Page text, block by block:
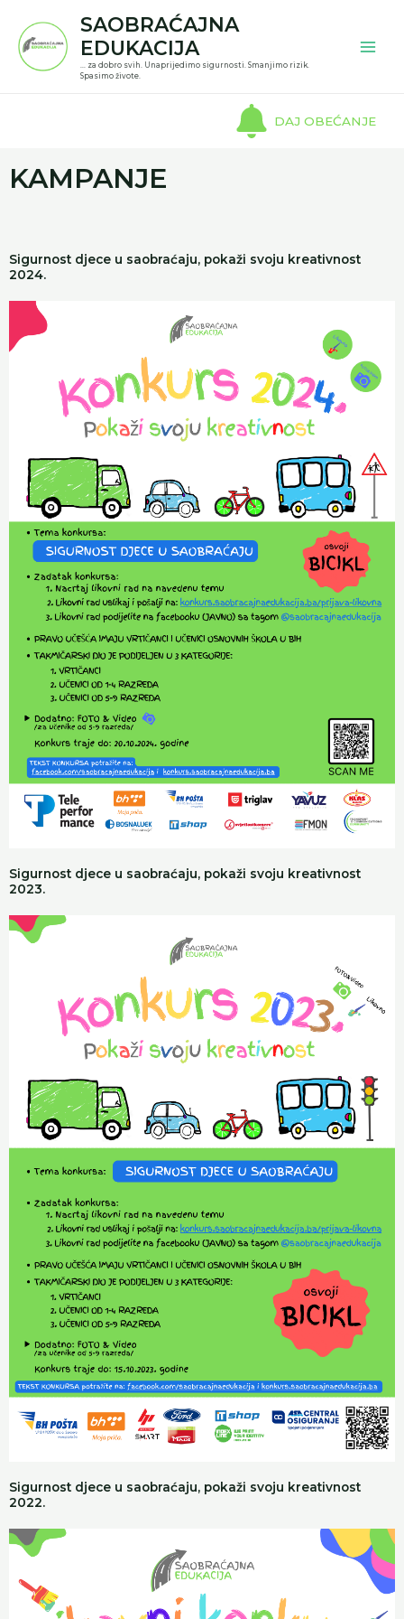
content
SAOBRAĆAJNA
EDUKACIJA
... za dobro svih. Unaprijedimo sigurnosti. Smanjimo rizik.
Spasimo živote.
DAJ OBEĆANJE
KAMPANJE
Sigurnost djece u saobraćaju, pokaži svoju kreativnost
2024.
Sigurnost djece u saobraćaju, pokaži svoju kreativnost
2023.
Sigurnost djece u saobraćaju, pokaži svoju kreativnost
2022.